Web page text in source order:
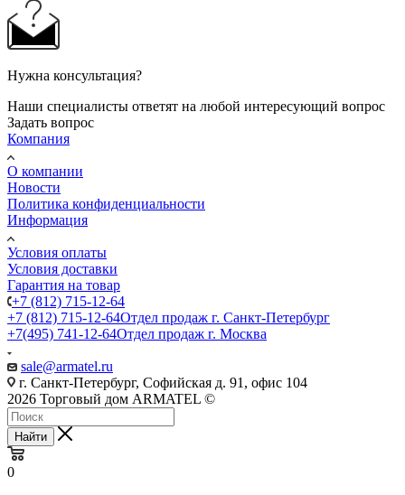
Нужна консультация?
Наши специалисты ответят на любой интересующий вопрос
Задать вопрос
Компания
О компании
Новости
Политика конфиденциальности
Информация
Условия оплаты
Условия доставки
Гарантия на товар
+7 (812) 715-12-64
+7 (812) 715-12-64Отдел продаж г. Санкт-Петербург
+7(495) 741-12-64Отдел продаж г. Москва
sale@armatel.ru
г. Санкт-Петербург, Софийская д. 91, офис 104
2026 Торговый дом ARMATEL ©
Найти
0